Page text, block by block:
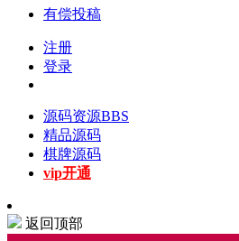
有偿投稿
注册
登录
源码资源BBS
精品源码
棋牌源码
vip开通
返回顶部